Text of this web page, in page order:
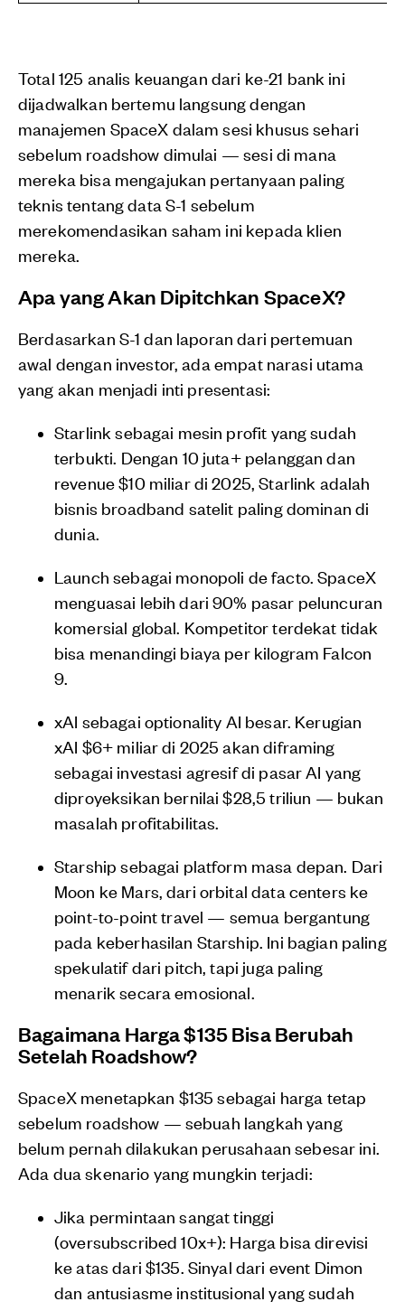
Total 125 analis keuangan dari ke-21 bank ini
dijadwalkan bertemu langsung dengan
manajemen SpaceX dalam sesi khusus sehari
sebelum roadshow dimulai — sesi di mana
mereka bisa mengajukan pertanyaan paling
teknis tentang data S-1 sebelum
merekomendasikan saham ini kepada klien
mereka.
Apa yang Akan Dipitchkan SpaceX?
Berdasarkan S-1 dan laporan dari pertemuan
awal dengan investor, ada empat narasi utama
yang akan menjadi inti presentasi:
Starlink sebagai mesin profit yang sudah
terbukti. Dengan 10 juta+ pelanggan dan
revenue $10 miliar di 2025, Starlink adalah
bisnis broadband satelit paling dominan di
dunia.
Launch sebagai monopoli de facto. SpaceX
menguasai lebih dari 90% pasar peluncuran
komersial global. Kompetitor terdekat tidak
bisa menandingi biaya per kilogram Falcon
9.
xAI sebagai optionality AI besar. Kerugian
xAI $6+ miliar di 2025 akan diframing
sebagai investasi agresif di pasar AI yang
diproyeksikan bernilai $28,5 triliun — bukan
masalah profitabilitas.
Starship sebagai platform masa depan. Dari
Moon ke Mars, dari orbital data centers ke
point-to-point travel — semua bergantung
pada keberhasilan Starship. Ini bagian paling
spekulatif dari pitch, tapi juga paling
menarik secara emosional.
Bagaimana Harga $135 Bisa Berubah
Setelah Roadshow?
SpaceX menetapkan $135 sebagai harga tetap
sebelum roadshow — sebuah langkah yang
belum pernah dilakukan perusahaan sebesar ini.
Ada dua skenario yang mungkin terjadi:
Jika permintaan sangat tinggi
(oversubscribed 10x+): Harga bisa direvisi
ke atas dari $135. Sinyal dari event Dimon
dan antusiasme institusional yang sudah